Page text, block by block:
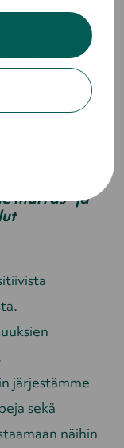
se syy,
joita meidän
marras- ja
järjestämme
sekä
näihin